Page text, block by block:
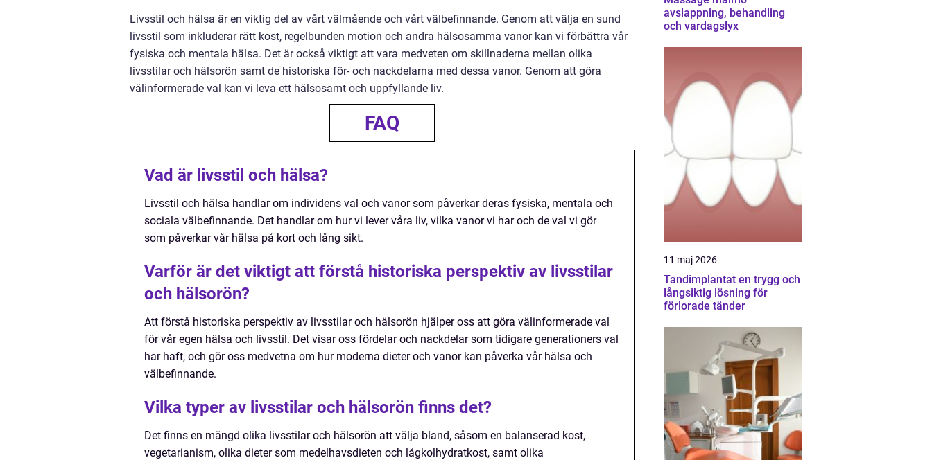
Livsstil och hälsa är en viktig del av vårt välmående och vårt välbefinnande. Genom att välja en sund
livsstil som inkluderar rätt kost, regelbunden motion och andra hälsosamma vanor kan vi förbättra vår
fysiska och mentala hälsa. Det är också viktigt att vara medveten om skillnaderna mellan olika
livsstilar och hälsorön samt de historiska för- och nackdelarna med dessa vanor. Genom att göra
välinformerade val kan vi leva ett hälsosamt och uppfyllande liv.
FAQ
Vad är livsstil och hälsa?
Livsstil och hälsa handlar om individens val och vanor som påverkar deras fysiska, mentala och
sociala välbefinnande. Det handlar om hur vi lever våra liv, vilka vanor vi har och de val vi gör
som påverkar vår hälsa på kort och lång sikt.
Varför är det viktigt att förstå historiska perspektiv av livsstilar
och hälsorön?
Att förstå historiska perspektiv av livsstilar och hälsorön hjälper oss att göra välinformerade val
för vår egen hälsa och livsstil. Det visar oss fördelar och nackdelar som tidigare generationers val
har haft, och gör oss medvetna om hur moderna dieter och vanor kan påverka vår hälsa och
välbefinnande.
Vilka typer av livsstilar och hälsorön finns det?
Det finns en mängd olika livsstilar och hälsorön att välja bland, såsom en balanserad kost,
vegetarianism, olika dieter som medelhavsdieten och lågkolhydratkost, samt olika
avslappning, behandling
och vardagslyx
11 maj 2026
Tandimplantat en trygg och
långsiktig lösning för
förlorade tänder